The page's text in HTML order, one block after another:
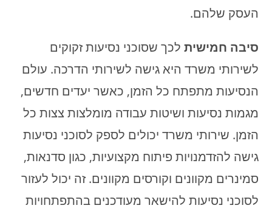
העסק שלהם.
סיבה חמישית לכך שסוכני נסיעות זקוקים
לשירותי משרד היא גישה לשירותי הדרכה. עולם
הנסיעות מתפתח כל הזמן, כאשר יעדים חדשים,
מגמות נסיעות ושיטות עבודה מומלצות צצות כל
הזמן. שירותי משרד יכולים לספק לסוכני נסיעות
גישה להזדמנויות פיתוח מקצועיות, כגון סדנאות,
סמינרים מקוונים וקורסים מקוונים. זה יכול לעזור
לסוכני נסיעות להישאר מעודכנים בהתפתחויות